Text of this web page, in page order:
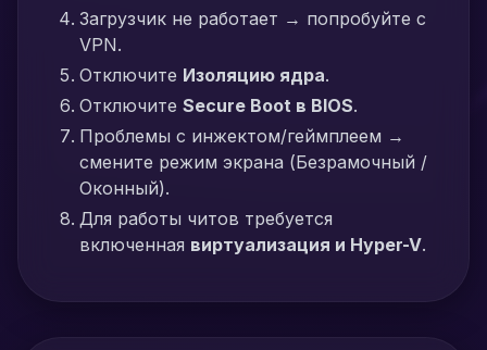
Загрузчик не работает → попробуйте с
VPN.
Отключите Изоляцию ядра.
Отключите Secure Boot в BIOS.
Проблемы с инжектом/геймплеем →
смените режим экрана (Безрамочный /
Оконный).
Для работы читов требуется
включенная виртуализация и Hyper-V.